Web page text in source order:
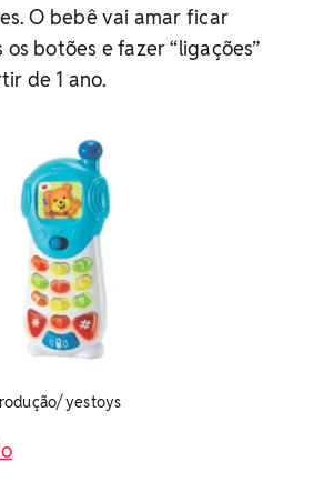
O bebê vai amar ficar
botões e fazer “ligações”
de 1 ano.
yestoys